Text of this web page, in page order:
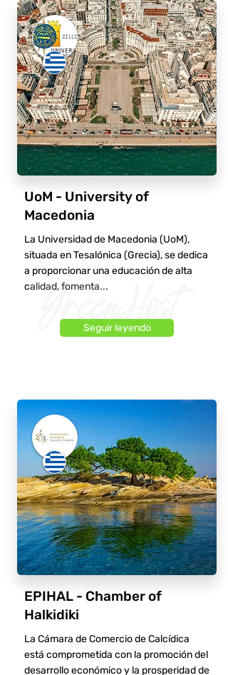
UoM - University of
Macedonia
La Universidad de Macedonia (UoM),
situada en Tesalónica (Grecia), se dedica
a proporcionar una educación de alta
calidad, fomenta...
Seguir leyendo
EPIHAL - Chamber of
Halkidiki
La Cámara de Comercio de Calcídica
está comprometida con la promoción del
desarrollo económico y la prosperidad de